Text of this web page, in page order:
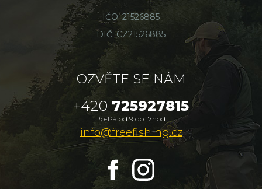
IČO: 21526885
DIČ: CZ21526885
OZVĚTE SE NÁM
+420 725927815
Po-Pá od 9 do 17hod.
info@freefishing.cz